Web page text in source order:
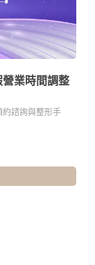
營業時間調整
約諮詢與整形手